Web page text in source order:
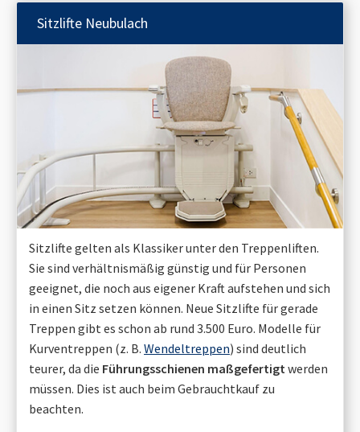
Sitzlifte Neubulach
Sitzlifte gelten als Klassiker unter den Treppenliften.
Sie sind verhältnismäßig günstig und für Personen
geeignet, die noch aus eigener Kraft aufstehen und sich
in einen Sitz setzen können. Neue Sitzlifte für gerade
Treppen gibt es schon ab rund 3.500 Euro. Modelle für
Kurventreppen (z. B. Wendeltreppen) sind deutlich
teurer, da die Führungsschienen maßgefertigt werden
müssen. Dies ist auch beim Gebrauchtkauf zu
beachten.